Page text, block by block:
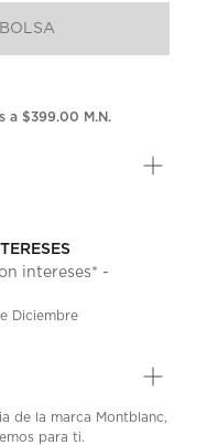
a $399.00 M.N.
intereses* -
Diciembre
de la marca Montblanc,
para ti.